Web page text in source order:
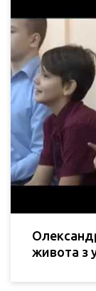
живота з